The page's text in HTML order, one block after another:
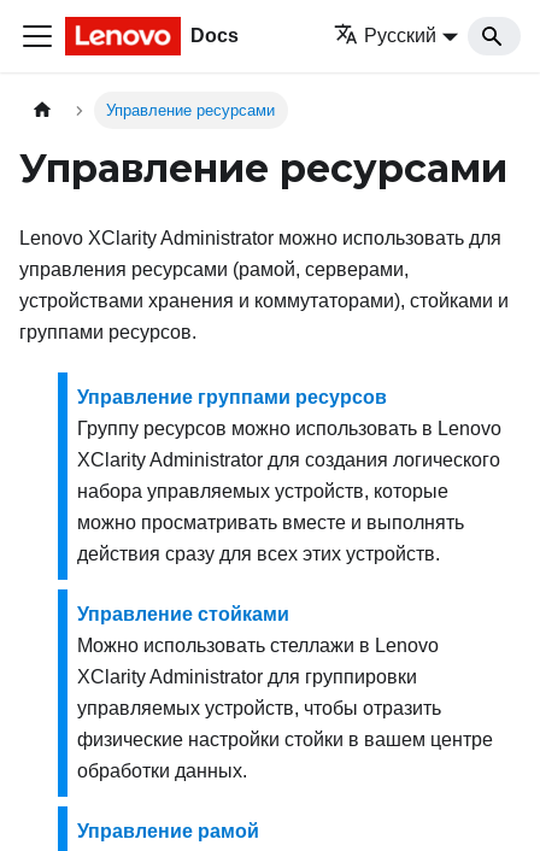
Docs Русский
Управление ресурсами
Управление ресурсами
Lenovo XClarity Administrator можно использовать для
управления ресурсами (рамой, серверами,
устройствами хранения и коммутаторами), стойками и
группами ресурсов.
Управление группами ресурсов
Группу ресурсов можно использовать в Lenovo
XClarity Administrator для создания логического
набора управляемых устройств, которые
можно просматривать вместе и выполнять
действия сразу для всех этих устройств.
Управление стойками
Можно использовать стеллажи в Lenovo
XClarity Administrator для группировки
управляемых устройств, чтобы отразить
физические настройки стойки в вашем центре
обработки данных.
Управление рамой